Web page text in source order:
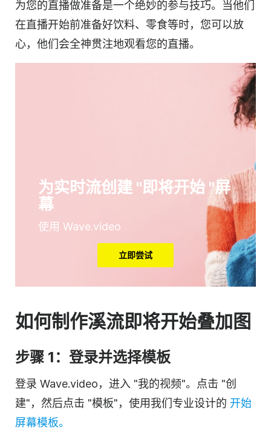
为您的直播做准备是一个绝妙的参与技巧。当他们
在直播开始前准备好饮料、零食等时，您可以放
心，他们会全神贯注地观看您的直播。
为实时流创建 "即将开始 "屏
幕
使用 Wave.video
立即尝试
如何制作溪流即将开始叠加图
步骤 1：登录并选择模板
登录 Wave.video，进入 "我的视频"。点击 "创
建"，然后点击 "模板"，使用我们专业设计的 开始
屏幕模板。